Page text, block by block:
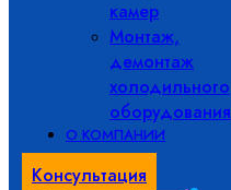
камер
Монтаж,
демонтаж
холодильного
оборудования
О КОМПАНИИ
Консультация